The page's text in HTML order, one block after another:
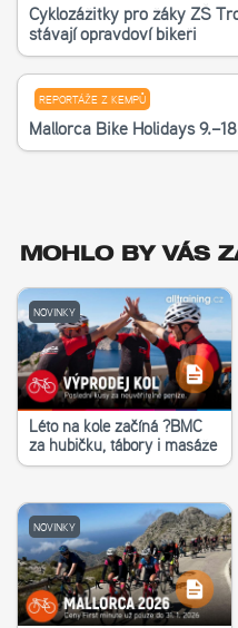
Cyklozážitky pro žáky ZŠ
stávají opravdoví bikeři
REPORTÁŽE Z KEMPŮ
Mallorca Bike Holidays
MOHLO BY VÁS
NOVINKY
Léto na kole začíná ?‍BMC
za hubičku, tábory i masáže
NOVINKY